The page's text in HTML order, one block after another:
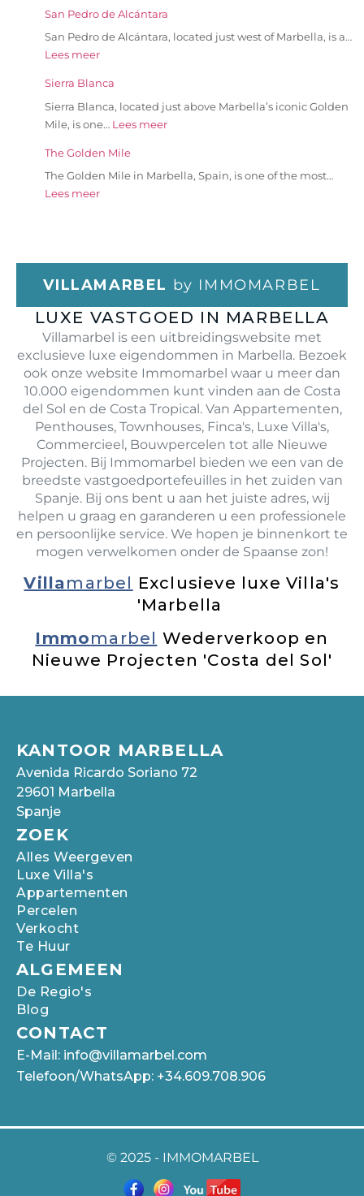
San Pedro de Alcántara
San Pedro de Alcántara, located just west of Marbella, is a…
Lees meer
Sierra Blanca
Sierra Blanca, located just above Marbella’s iconic Golden
Mile, is one… Lees meer
The Golden Mile
The Golden Mile in Marbella, Spain, is one of the most…
Lees meer
VILLAMARBEL by IMMOMARBEL
LUXE VASTGOED IN MARBELLA
Villamarbel is een uitbreidingswebsite met
exclusieve luxe eigendommen in Marbella. Bezoek
ook onze website Immomarbel waar u meer dan
10.000 eigendommen kunt vinden aan de Costa
del Sol en de Costa Tropical. Van Appartementen,
Penthouses, Townhouses, Finca's, Luxe Villa's,
Commercieel, Bouwpercelen tot alle Nieuwe
Projecten. Bij Immomarbel bieden we een van de
breedste vastgoedportefeuilles in het zuiden van
Spanje. Bij ons bent u aan het juiste adres, wij
helpen u graag en garanderen u een professionele
en persoonlijke service. We hopen je binnenkort te
mogen verwelkomen onder de Spaanse zon!
Villamarbel Exclusieve luxe Villa's
'Marbella
Immomarbel
Wederverkoop en
Nieuwe Projecten 'Costa del Sol'
KANTOOR MARBELLA
Avenida Ricardo Soriano 72
29601 Marbella
Spanje
ZOEK
Alles Weergeven
Luxe Villa's
Appartementen
Percelen
Verkocht
Te Huur
ALGEMEEN
De Regio's
Blog
CONTACT
E-Mail: info@villamarbel.com
Telefoon/WhatsApp: +34.609.708.906
© 2025 - IMMOMARBEL